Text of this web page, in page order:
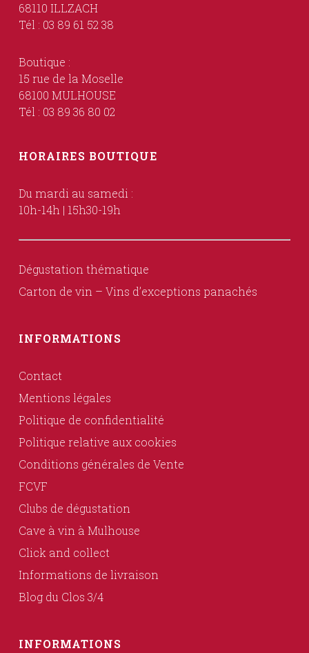
68110 ILLZACH
Tél : 03 89 61 52 38
Boutique :
15 rue de la Moselle
68100 MULHOUSE
Tél : 03 89 36 80 02
HORAIRES BOUTIQUE
Du mardi au samedi :
10h-14h | 15h30-19h
Dégustation thématique
Carton de vin – Vins d’exceptions panachés
INFORMATIONS
Contact
Mentions légales
Politique de confidentialité
Politique relative aux cookies
Conditions générales de Vente
FCVF
Clubs de dégustation
Cave à vin à Mulhouse
Click and collect
Informations de livraison
Blog du Clos 3/4
INFORMATIONS